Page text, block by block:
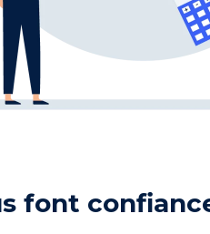
font